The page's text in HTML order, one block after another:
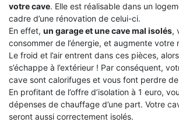
votre cave. Elle est réalisable dans un
cadre d’une rénovation de celui-ci.
En effet, un garage et une cave mal isolés,
consommer de l’énergie, et augmente
Le froid et l’air entrent dans ces pièces,
s’échappe à l’extérieur ! Par conséquent,
cave sont calorifuges et vous font perdre de
En profitant de l’offre d’isolation à 1 euro,
dépenses de chauffage d’une part. Votre
seront aussi correctement isolés.